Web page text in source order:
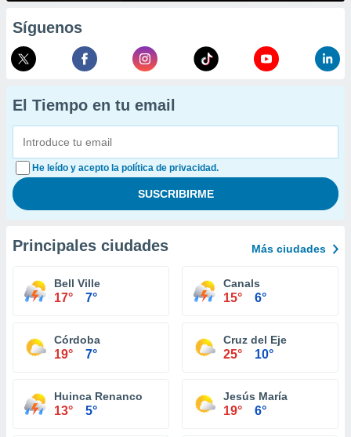
Síguenos
El Tiempo en tu email
He leído y acepto la política de privacidad.
Principales ciudades Más ciudades
Bell Ville
17° 7°
Canals
15° 6°
Córdoba
19° 7°
Cruz del Eje
25° 10°
Huinca Renanco
13° 5°
Jesús María
19° 6°